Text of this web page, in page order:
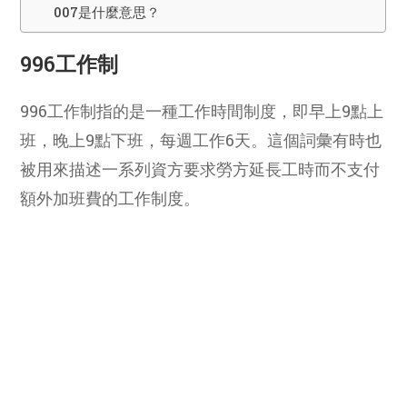
007是什麼意思？
996工作制
996工作制指的是一種工作時間制度，即早上9點上
班，晚上9點下班，每週工作6天。這個詞彙有時也
被用來描述一系列資方要求勞方延長工時而不支付
額外加班費的工作制度。